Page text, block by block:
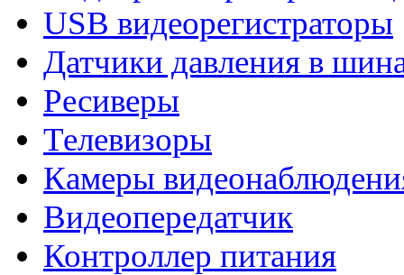
USB видеорегистраторы
Датчики давления в
Ресиверы
Телевизоры
Камеры
Видеопередатчик
Контроллер питания